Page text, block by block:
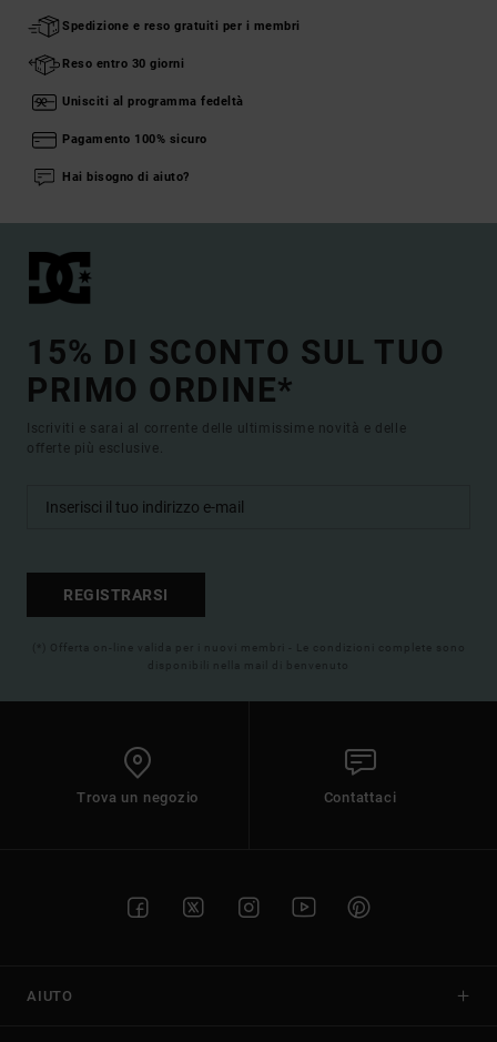
Spedizione e reso gratuiti per i membri
Reso entro 30 giorni
Unisciti al programma fedeltà
Pagamento 100% sicuro
Hai bisogno di aiuto?
15% DI SCONTO SUL TUO
PRIMO ORDINE*
Iscriviti e sarai al corrente delle ultimissime novità e delle
offerte più esclusive.
REGISTRARSI
(*) Offerta on-line valida per i nuovi membri - Le condizioni complete sono
disponibili nella mail di benvenuto
Trova un negozio Contattaci
AIUTO